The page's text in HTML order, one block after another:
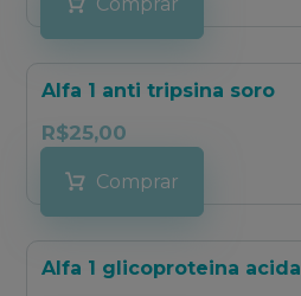
Alfa 1 anti tripsina soro
R$25,00
Comprar
Alfa 1 glicoproteina acida